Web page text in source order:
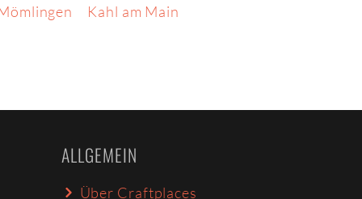
Kahl am Main
ALLGEMEIN
Über Craftplaces